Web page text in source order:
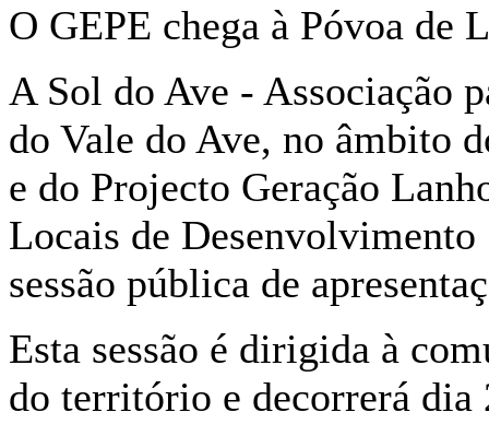
O GEPE chega à Póvoa de
A Sol do Ave - Associação
do Vale do Ave, no âmbito
e do Projecto Geração
Locais de
sessão pública de
Esta sessão é dirigida à
do território e decorrerá dia